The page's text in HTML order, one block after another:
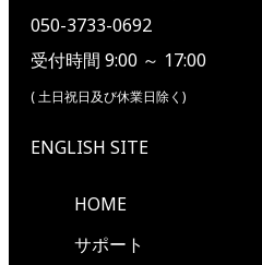
050-3733-0692
受付時間 9:00 ～ 17:00
( 土日祝日及び休業日除く)
ENGLISH SITE
HOME
サポート